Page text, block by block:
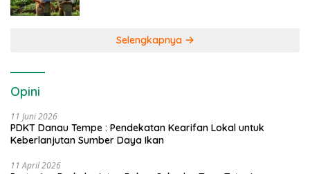
Selengkapnya
Opini
11 Juni 2026
PDKT Danau Tempe : Pendekatan Kearifan Lokal untuk
Keberlanjutan Sumber Daya Ikan
11 April 2026